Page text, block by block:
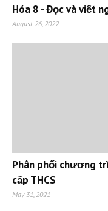
Hóa 8 - Đọc và viết
August 26, 2022
Phân phối chương
cấp THCS
May 31, 2021